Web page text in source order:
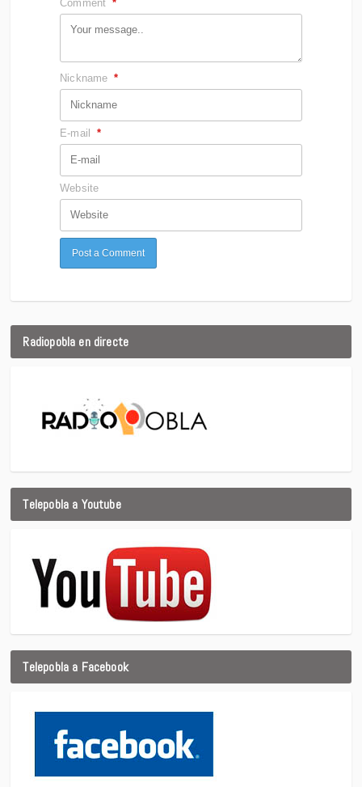
Comment *
Nickname *
E-mail *
Website
Radiopobla en directe
Telepobla a Youtube
Telepobla a Facebook